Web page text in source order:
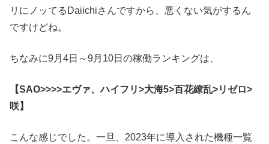
リにノッてるDaiichiさんですから、悪くない気がするん
ですけどね。
ちなみに9月4日～9月10日の稼働ランキングは、
【SAO>>>>エヴァ、ハイフリ>大海5>百花繚乱>リゼロ>
咲】
こんな感じでした。一旦、2023年に導入された機種一覧